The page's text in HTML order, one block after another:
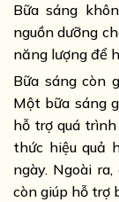
Bữa sáng
nguồn dưỡng
năng lượng để
Bữa sáng còn
Một bữa sáng
hỗ trợ quá
thức hiệu quả
ngày. Ngoài
còn giúp hỗ trợ